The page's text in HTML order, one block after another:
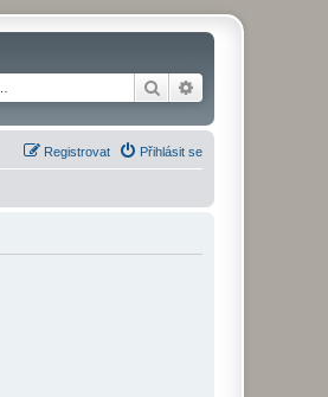
Hledat
Přihlásit se
Registrovat